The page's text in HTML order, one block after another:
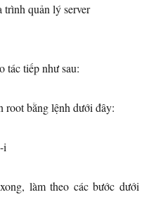
trình quản lý server
tác tiếp như sau:
root bằng lệnh dưới đây:
i
làm theo các bước dưới